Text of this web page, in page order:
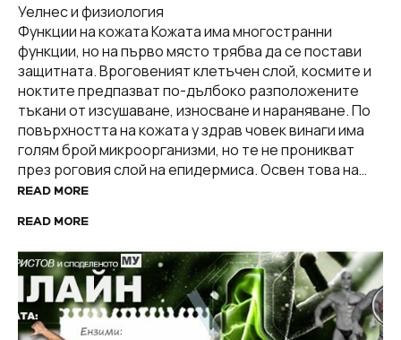
Уелнес и физиология
Функции на кожата Кожата има многостранни
функции, но на първо място трябва да се постави
защитната. Вроговеният клетъчен слой, космите и
ноктите предпазват по-дълбоко разположените
тъкани от изсушаване, износване и нараняване. По
повърхността на кожата у здрав човек винаги има
голям брой микроорганизми, но те не проникват
през роговия слой на епидермиса. Освен това на…
READ MORE
READ MORE